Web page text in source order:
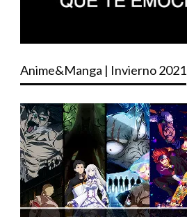
Anime&Manga | Invierno 2021